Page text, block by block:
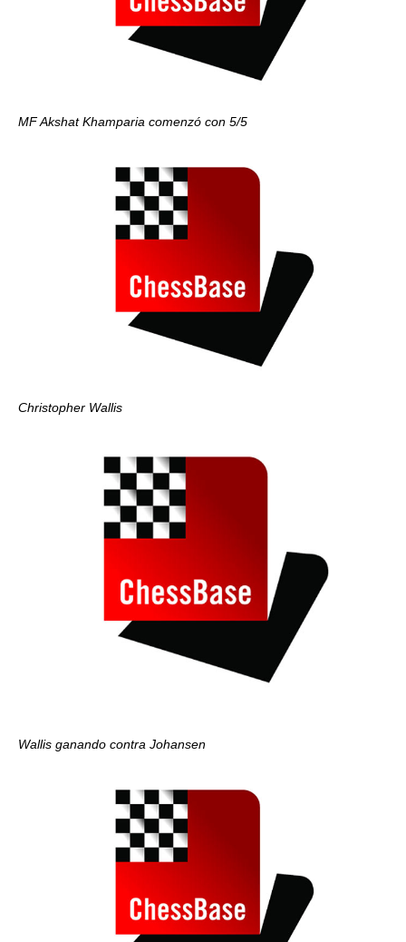
MF Akshat Khamparia comenzó con 5/5
Christopher Wallis
Wallis ganando contra Johansen